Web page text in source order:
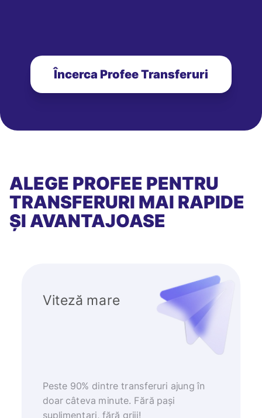
Încerca Profee Transferuri
ALEGE PROFEE PENTRU
TRANSFERURI MAI RAPIDE
ȘI AVANTAJOASE
Viteză mare
Peste 90% dintre transferuri ajung în
doar câteva minute. Fără pași
suplimentari, fără griji!